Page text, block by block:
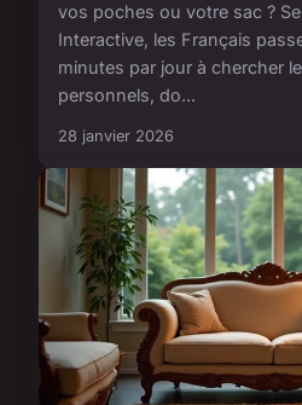
vos poches ou votre sac ?
Interactive, les Français
minutes par jour à chercher
personnels, do...
28 janvier 2026